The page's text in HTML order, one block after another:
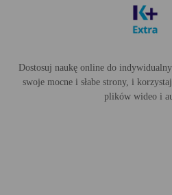
Dostosuj naukę online do
swoje mocne i słabe strony, i
plików wideo i